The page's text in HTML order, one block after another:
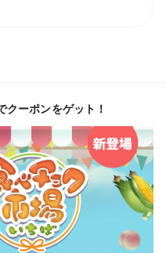
クーポンをゲット！